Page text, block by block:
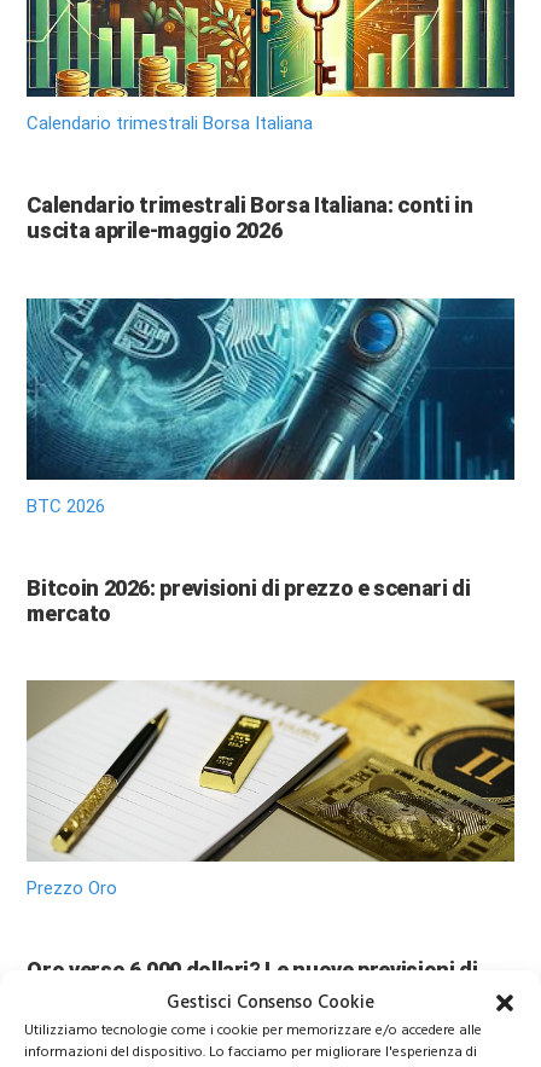
Gestisci Consenso Cookie
Utilizziamo tecnologie come i cookie per memorizzare e/o accedere alle
informazioni del dispositivo. Lo facciamo per migliorare l'esperienza di
Calendario trimestrali Borsa Italiana
Calendario trimestrali Borsa Italiana: conti in
uscita aprile-maggio 2026
BTC 2026
Bitcoin 2026: previsioni di prezzo e scenari di
mercato
Prezzo Oro
Oro verso 6.000 dollari? Le nuove previsioni di
Wall Street sorprendono gli investitori